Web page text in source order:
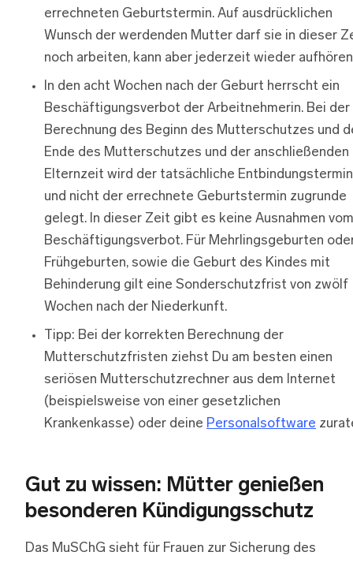
errechneten Geburtstermin. Auf ausdrücklichen
Wunsch der werdenden Mutter darf sie in dieser
noch arbeiten, kann aber jederzeit wieder
In den acht Wochen nach der Geburt herrscht ein
Beschäftigungsverbot der Arbeitnehmerin. Bei der
Berechnung des Beginn des Mutterschutzes und
Ende des Mutterschutzes und der anschließenden
Elternzeit wird der tatsächliche Entbindungstermin
und nicht der errechnete Geburtstermin zugrunde
gelegt. In dieser Zeit gibt es keine Ausnahmen vom
Beschäftigungsverbot. Für Mehrlingsgeburten
Frühgeburten, sowie die Geburt des Kindes mit
Behinderung gilt eine Sonderschutzfrist von zwölf
Wochen nach der Niederkunft.
Tipp: Bei der korrekten Berechnung der
Mutterschutzfristen ziehst Du am besten einen
seriösen Mutterschutzrechner aus dem Internet
(beispielsweise von einer gesetzlichen
Krankenkasse) oder deine Personalsoftware
Gut zu wissen: Mütter genießen
besonderen Kündigungsschutz
Das MuSChG sieht für Frauen zur Sicherung des